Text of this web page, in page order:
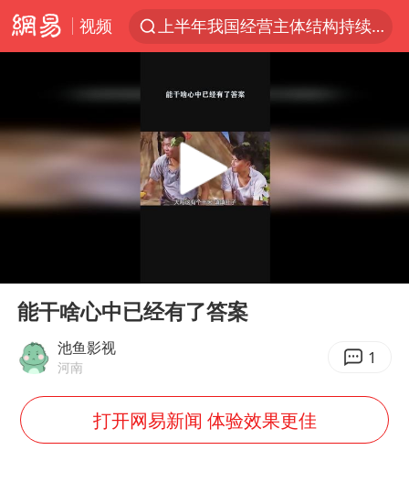
视频
上半年我国经营主体结构持续优化
白海豚将给京津冀带来大暴雨
王传君 《披荆斩棘》
上海暴雨红色预警
国足U17与阿森纳决赛取消 并列冠军
王艺迪2-4不敌张本美和止步4强
于东来直播和胖东来核心团队开会
Play
能干啥心中已经有了答案
池鱼影视
河南 1
打开网易新闻 体验效果更佳